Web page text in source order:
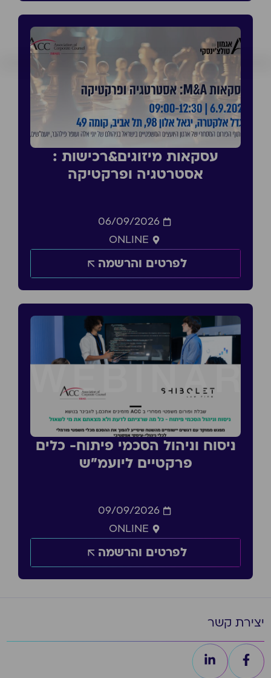
עסקאות מיזוגים&רכישות :
אסטרטגיה ופרקטיקה
06/09/2026
ONLINE
לפרטים והרשמה
ניסוח וניהול הסכמי פיתוח- כלים
פרקטיים ליועמ״ש
09/09/2026
ONLINE
לפרטים והרשמה
יצירת קשר